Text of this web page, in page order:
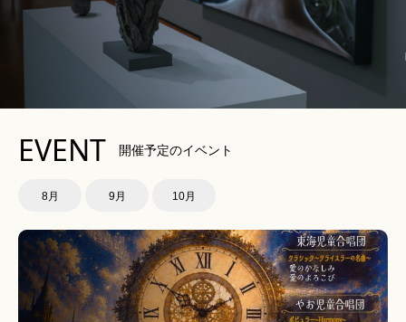
EVENT 開催予定のイベント
8月 9月 10月